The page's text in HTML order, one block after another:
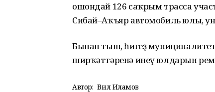
ошондай 126 саҡрым трасса
Сибай–Аҡъяр автомобиль юлы,
Бынан тыш, һигеҙ
ширҡәттәренә инеү юлдарын
Автор: Вил Илһамов